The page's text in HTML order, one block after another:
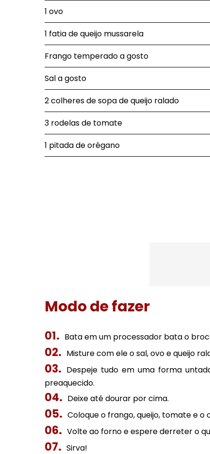
1 ovo
1 fatia de queijo mussarela
Frango temperado a gosto
Sal a gosto
2 colheres de sopa de queijo ralado
3 rodelas de tomate
1 pitada de orégano
Modo de fazer
Bata em um processador bata o
Misture com ele o sal, ovo e queijo
Despeje tudo em uma forma
preaquecido.
Deixe até dourar por cima.
Coloque o frango, queijo, tomate e o
Volte ao forno e espere derreter o
Sirva!